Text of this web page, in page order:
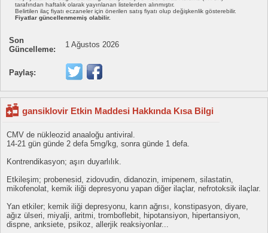
tarafından haftalık olarak yayınlanan listelerden alınmıştır.
Belirtilen ilaç fiyatı eczaneler için önerilen satış fiyatı olup değişkenlik gösterebilir.
Fiyatlar güncellenmemiş olabilir.
Son
Güncelleme:
1 Ağustos 2026
Paylaş:
gansiklovir Etkin Maddesi Hakkında Kısa Bilgi
CMV de nükleozid anaaloğu antiviral.
14-21 gün günde 2 defa 5mg/kg, sonra günde 1 defa.
Kontrendikasyon; aşırı duyarlılık.
Etkileşim; probenesid, zidovudin, didanozin, imipenem, silastatin,
mikofenolat, kemik iliği depresyonu yapan diğer ilaçlar, nefrotoksik ilaçlar.
Yan etkiler; kemik iliği depresyonu, karın ağrısı, konstipasyon, diyare,
ağız ülseri, miyalji, aritmi, tromboflebit, hipotansiyon, hipertansiyon,
dispne, anksiete, psikoz, allerjik reaksiyonlar...